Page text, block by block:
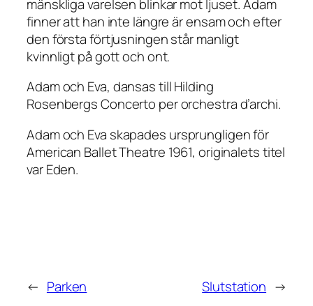
mänskliga varelsen blinkar mot ljuset. Adam
finner att han inte längre är ensam och efter
den första förtjusningen står manligt
kvinnligt på gott och ont.
Adam och Eva, dansas till Hilding
Rosenbergs Concerto per orchestra d’archi.
Adam och Eva skapades ursprungligen för
American Ballet Theatre 1961, originalets titel
varEden.
← Parken Slutstation →